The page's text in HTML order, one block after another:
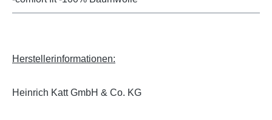
Herstellerinformationen:
Heinrich Katt GmbH & Co. KG